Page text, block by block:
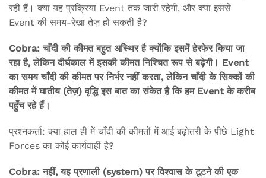
रही हैं। क्या यह प्रक्रिया Event तक जारी रहेगी, और क्या इससे
Event की समय-रेखा तेज़ हो सकती है?
Cobra: चाँदी की कीमत बहुत अस्थिर है क्योंकि इसमें हेरफेर किया जा
रहा है, लेकिन दीर्घकाल में इसकी कीमत निश्चित रूप से बढ़ेगी। Event
का समय चाँदी की कीमत पर निर्भर नहीं करता, लेकिन चाँदी के सिक्कों की
कीमत में घातीय (तेज़) वृद्धि इस बात का संकेत है कि हम Event के करीब
पहुँच रहे हैं।
प्रश्नकर्ता: क्या हाल ही में चाँदी की कीमतों में आई बढ़ोतरी के पीछे Light
Forces का कोई कार्यवाही है?
Cobra: नहीं, यह प्रणाली (system) पर विश्वास के टूटने की एक